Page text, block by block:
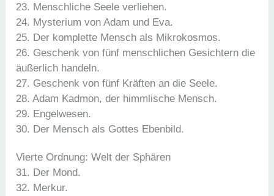
23. Menschliche Seele verliehen.
24. Mysterium von Adam und Eva.
25. Der komplette Mensch als Mikrokosmos.
26. Geschenk von fünf menschlichen Gesichtern die
äußerlich handeln.
27. Geschenk von fünf Kräften an die Seele.
28. Adam Kadmon, der himmlische Mensch.
29. Engelwesen.
30. Der Mensch als Gottes Ebenbild.
Vierte Ordnung: Welt der Sphären
31. Der Mond.
32. Merkur.